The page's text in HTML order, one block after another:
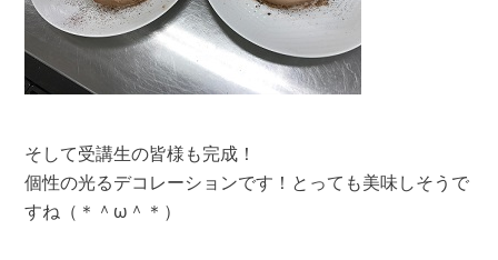
そして受講生の皆様も完成！
個性の光るデコレーションです！とっても美味しそうで
すね（＊＾ω＾＊）